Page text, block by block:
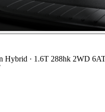
Hybrid · 1.6T 288hk 2WD